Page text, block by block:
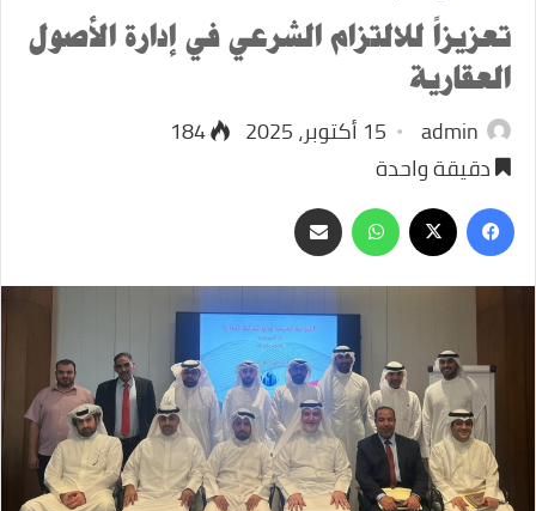
تعزيزاً للالتزام الشرعي في إدارة الأصول
العقارية
admin 15 أكتوبر، 2025
184
دقيقة واحدة
فيسبوك
‫X واتسابمشاركة
عبر
البريد